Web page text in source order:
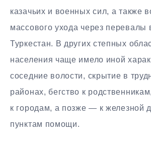
казачьих и военных сил, а также
массового ухода через перевалы
Туркестан. В других степных
населения чаще имело иной
соседние волости, скрытие в
районах, бегство к
к городам, а позже — к железной
пунктам помощи.